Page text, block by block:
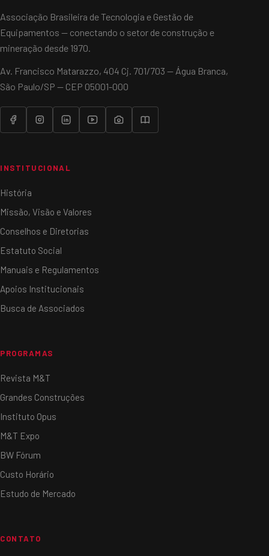
Associação Brasileira de Tecnologia e Gestão de
Equipamentos — conectando o setor de construção e
mineração desde 1970.
Av. Francisco Matarazzo, 404 Cj. 701/703 — Água Branca,
São Paulo/SP — CEP 05001-000
INSTITUCIONAL
História
Missão, Visão e Valores
Conselhos e Diretorias
Estatuto Social
Manuais e Regulamentos
Apoios Institucionais
Busca de Associados
PROGRAMAS
Revista M&T
Grandes Construções
Instituto Opus
M&T Expo
BW Fórum
Custo Horário
Estudo de Mercado
CONTATO